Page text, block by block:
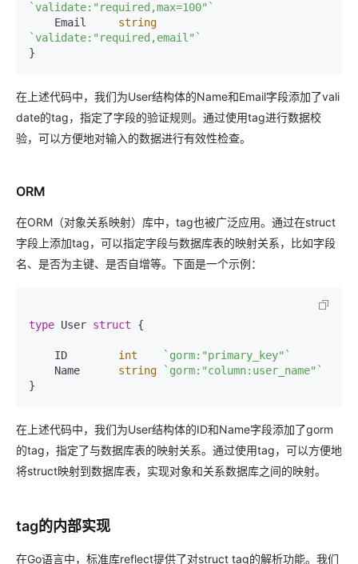
`validate:"required,max=100"`
    Email
string
`validate:"required,email"`
在上述代码中，我们为User结构体的Name和Email字段添加了vali
date的tag，指定了字段的验证规则。通过使用tag进行数据校
验，可以方便地对输入的数据进行有效性检查。
ORM
在ORM（对象关系映射）库中，tag也被广泛应用。通过在struct
字段上添加tag，可以指定字段与数据库表的映射关系，比如字段
名、是否为主键、是否自增等。下面是一个示例：
type User struct {
    ID
int
`gorm:"primary_key"`
    Name
string
`gorm:"column:user_name"`
在上述代码中，我们为User结构体的ID和Name字段添加了gorm
的tag，指定了与数据库表的映射关系。通过使用tag，可以方便地
将struct映射到数据库表，实现对象和关系数据库之间的映射。
tag的内部实现
在Go语言中，标准库reflect提供了对struct tag的解析功能。我们